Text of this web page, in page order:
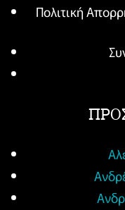
Πολιτική